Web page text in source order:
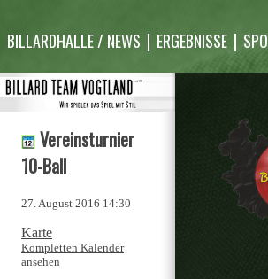
BILLARDHALLE / NEWS ERGEBNISSE
Vereinsturnier
10-Ball
27. August 2016 14:30
KarteWorld
of
Bowl
Kompletten Kalender
ansehen